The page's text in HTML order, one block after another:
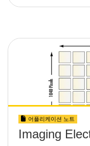
어플리케이션 노트
Imaging